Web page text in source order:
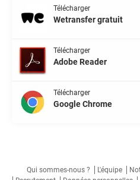
Télécharger
Wetransfer gratuit
Télécharger
Adobe Reader
Télécharger
Google Chrome
Qui sommes-nous ? L'équipe